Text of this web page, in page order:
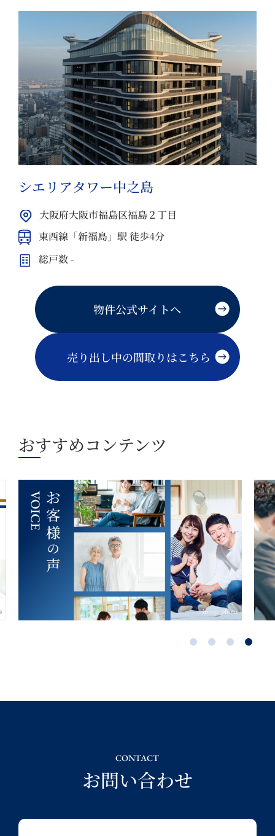
シエリアタワー中之島
大阪府大阪市福島区福島２丁目
東西線「新福島」駅 徒歩4分
総戸数 -
物件公式サイトへ
売り出し中の間取りはこちら
おすすめコンテンツ
CONTACT
お問い合わせ